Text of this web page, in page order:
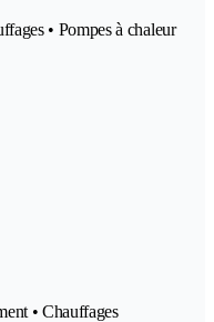
• Pompes à chaleur
• Chauffages